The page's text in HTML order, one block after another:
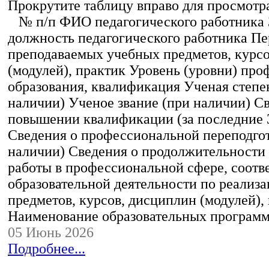
Прокрутите таблицу вправо для
№ п/п ФИО педагогического работника
должность педагогического работника
преподаваемых учебных предметов,
(модулей), практик Уровень (уровни)
образования, квалификация Ученая
наличии) Ученое звание (при наличии)
повышении квалификации (за последние
Сведения о профессиональной
наличии) Сведения о
работы в профессиональной сфере,
образовательной деятельности по
предметов, курсов, дисциплин (модулей),
Наименование образовательных
05 Июнь 2026
Подробнее...